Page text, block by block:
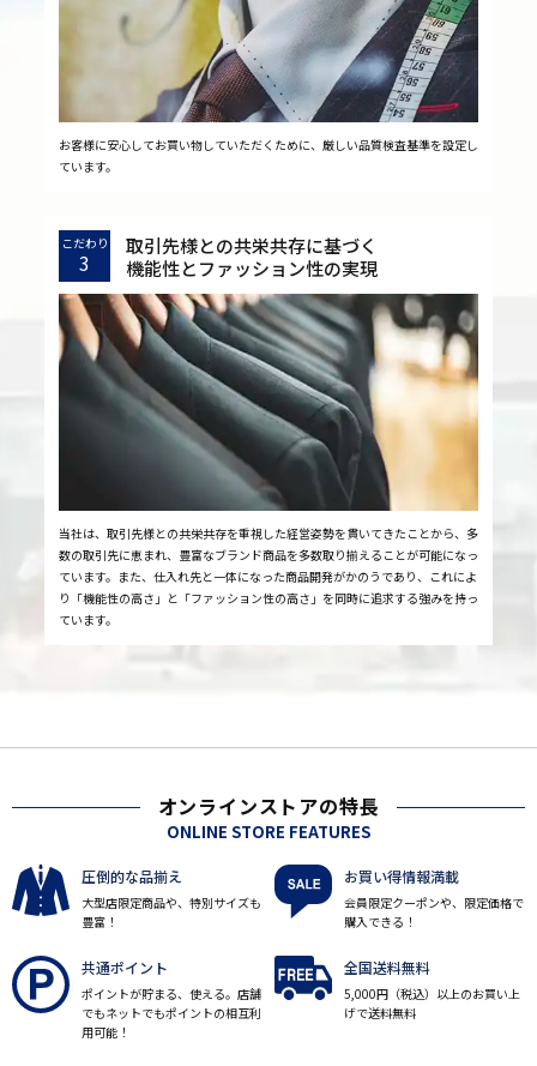
お客様に安心してお買い物していただくために、厳しい品質検査基準を設定し
ています。
こだわり
3
取引先様との共栄共存に基づく
機能性とファッション性の実現
当社は、取引先様との共栄共存を重視した経営姿勢を貫いてきたことから、多
数の取引先に恵まれ、豊富なブランド商品を多数取り揃えることが可能になっ
ています。また、仕入れ先と一体になった商品開発がかのうであり、これによ
り「機能性の高さ」と「ファッション性の高さ」を同時に追求する強みを持っ
ています。
オンラインストアの特長
ONLINE STORE FEATURES
圧倒的な品揃え
大型店限定商品や、特別サイズも
豊富！
お買い得情報満載
会員限定クーポンや、限定価格で
購入できる！
共通ポイント
ポイントが貯まる、使える。店舗
でもネットでもポイントの相互利
用可能！
全国送料無料
5,000円（税込）以上のお買い上
げで送料無料